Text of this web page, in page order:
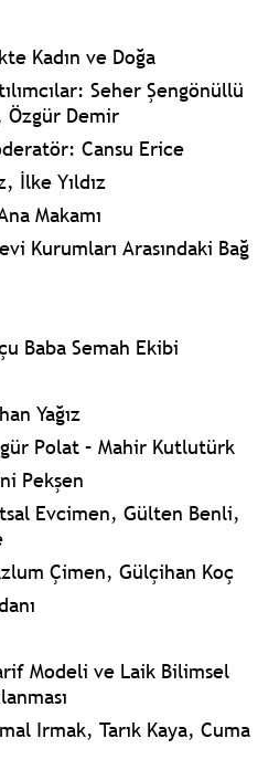
Kadın ve Doğa
Seher Şengönüllü
Özgür Demir
Cansu Erice
İlke Yıldız
Makamı
Kurumları Arasındaki Bağ
Baba Semah Ekibi
Yağız
Polat – Mahir Kutlutürk
Pekşen
Evcimen, Gülten Benli,
Çimen, Gülçihan Koç
Modeli ve Laik Bilimsel
Irmak, Tarık Kaya, Cuma